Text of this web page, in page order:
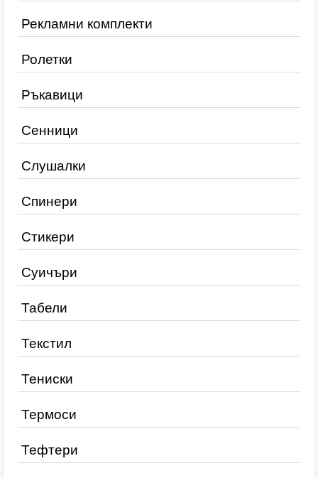
Рекламни комплекти
Ролетки
Ръкавици
Сенници
Слушалки
Спинери
Стикери
Суичъри
Табели
Текстил
Тениски
Термоси
Тефтери